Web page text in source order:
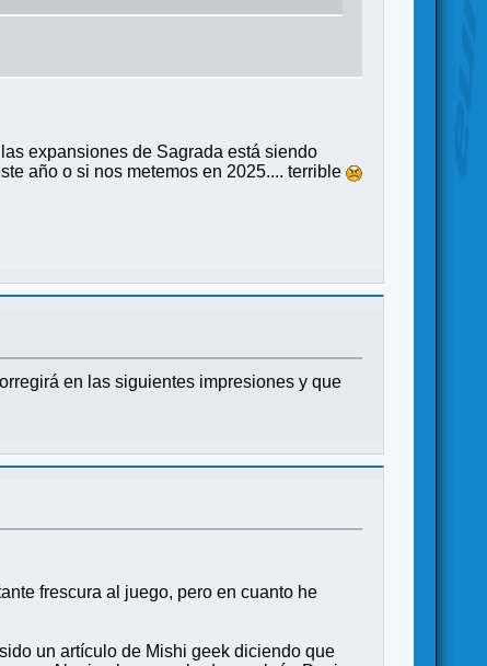
expansiones de Sagrada está siendo
año o si nos metemos en 2025.... terrible
en las siguientes impresiones y que
frescura al juego, pero en cuanto he
un artículo de Mishi geek diciendo que